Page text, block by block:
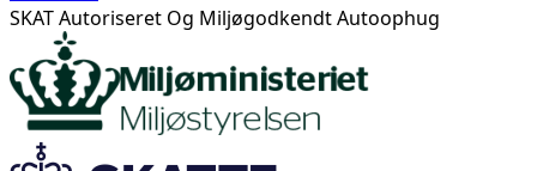
SKAT Autoriseret Og Miljøgodkendt Autoophug